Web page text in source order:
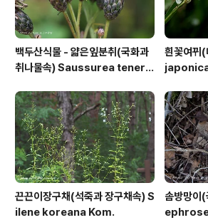
백두산식물 - 얇은잎분취(국화과
취나물속) Saussurea tenerif
흰꽃여
끈끈이장구채(석죽과 장구채속) S
ilene koreana Kom.
솜방망이